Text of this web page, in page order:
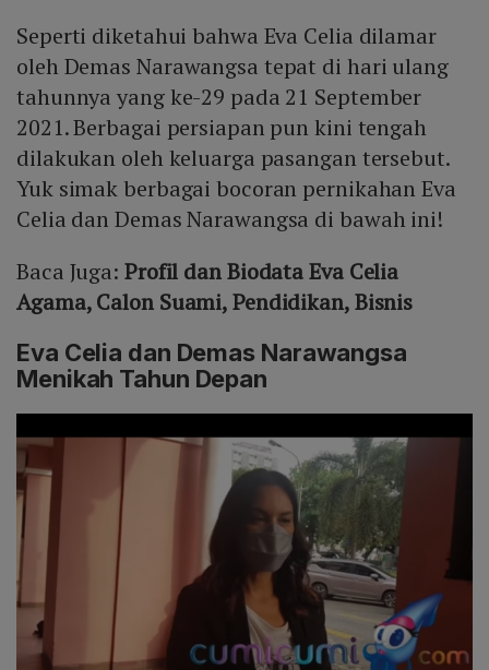
Seperti diketahui bahwa Eva Celia dilamar
oleh Demas Narawangsa tepat di hari ulang
tahunnya yang ke-29 pada 21 September
2021. Berbagai persiapan pun kini tengah
dilakukan oleh keluarga pasangan tersebut.
Yuk simak berbagai bocoran pernikahan Eva
Celia dan Demas Narawangsa di bawah ini!
Baca Juga: Profil dan Biodata Eva Celia
Agama, Calon Suami, Pendidikan, Bisnis
Eva Celia dan Demas Narawangsa
Menikah Tahun Depan